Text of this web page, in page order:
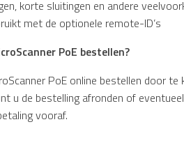
korte sluitingen en andere
met de optionele remote-ID’s
PoE bestellen?
PoE online bestellen door te
u de bestelling afronden of
vooraf.